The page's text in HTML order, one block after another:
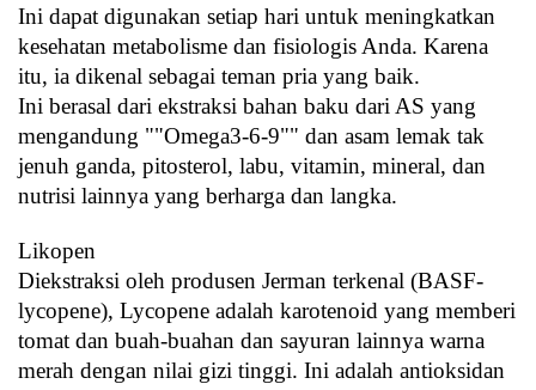
Ini dapat digunakan setiap hari untuk meningkatkan
kesehatan metabolisme dan fisiologis Anda. Karena
itu, ia dikenal sebagai teman pria yang baik.
Ini berasal dari ekstraksi bahan baku dari AS yang
mengandung ""Omega3-6-9"" dan asam lemak tak
jenuh ganda, pitosterol, labu, vitamin, mineral, dan
nutrisi lainnya yang berharga dan langka.
Likopen
Diekstraksi oleh produsen Jerman terkenal (BASF-
lycopene), Lycopene adalah karotenoid yang memberi
tomat dan buah-buahan dan sayuran lainnya warna
merah dengan nilai gizi tinggi. Ini adalah antioksidan